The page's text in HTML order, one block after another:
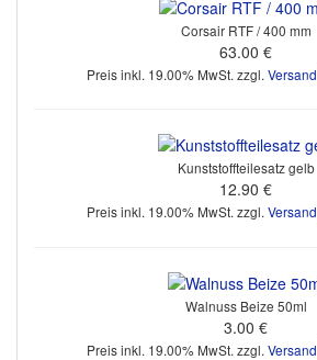
Corsair RTF / 400 mm
63.00 €
Preis inkl. 19.00% MwSt. zzgl. Versand
Kunststoffteilesatz gelb
12.90 €
Preis inkl. 19.00% MwSt. zzgl. Versand
Walnuss Beize 50ml
3.00 €
Preis inkl. 19.00% MwSt. zzgl. Versand